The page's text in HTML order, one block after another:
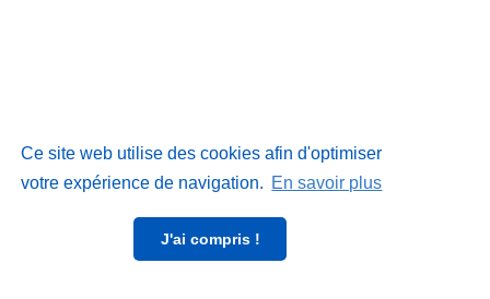
Ce site web utilise des cookies afin d'optimiser
votre expérience de navigation. En savoir plus
J'ai compris !